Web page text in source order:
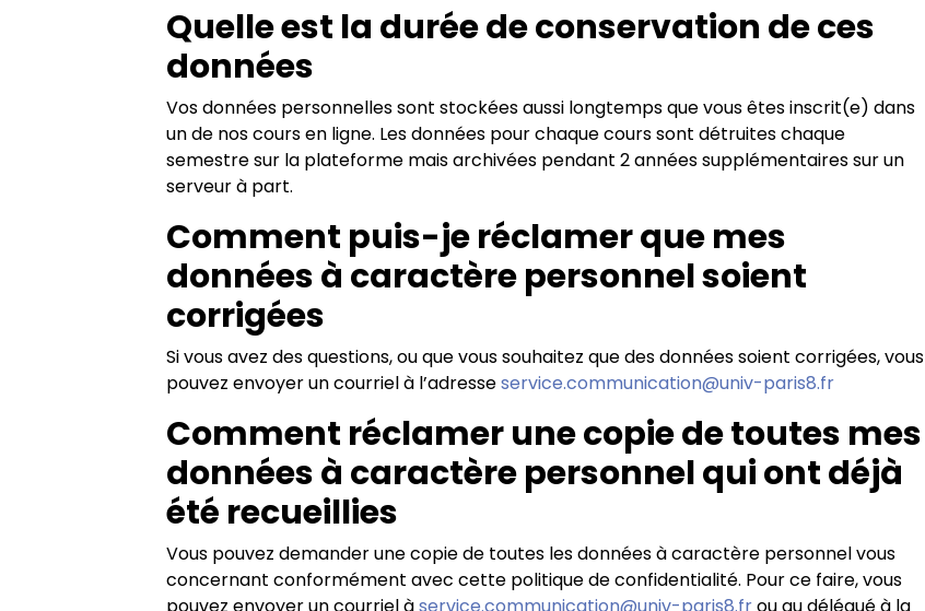
Quelle est la durée de conservation de ces
données
Vos données personnelles sont stockées aussi longtemps que vous êtes inscrit(e) dans
un de nos cours en ligne. Les données pour chaque cours sont détruites chaque
semestre sur la plateforme mais archivées pendant 2 années supplémentaires sur un
serveur à part.
Comment puis-je réclamer que mes
données à caractère personnel soient
corrigées
Si vous avez des questions, ou que vous souhaitez que des données soient corrigées, vous
pouvez envoyer un courriel à l’adresseservice.communication@univ-paris8.fr
Comment réclamer une copie de toutes mes
données à caractère personnel qui ont déjà
été recueillies
Vous pouvez demander une copie de toutes les données à caractère personnel vous
concernant conformément avec cette politique de confidentialité. Pour ce faire, vous